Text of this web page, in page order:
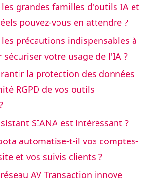
grandes familles d'outils IA et
pouvez-vous en attendre ?
précautions indispensables à
sécuriser votre usage de l'IA ?
la protection des données
RGPD de vos outils
SIANA est intéressant ?
automatise-t-il vos comptes-
et vos suivis clients ?
AV Transaction innove